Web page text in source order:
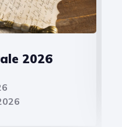
2026